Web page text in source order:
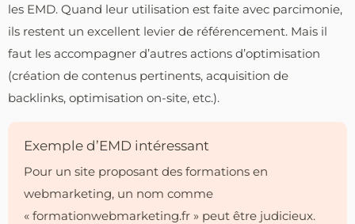
les EMD. Quand leur utilisation est faite avec parcimonie,
ils restent un excellent levier de référencement. Mais il
faut les accompagner d’autres actions d’optimisation
(création de contenus pertinents, acquisition de
backlinks, optimisation on-site, etc.).
Exemple d’EMD intéressant
Pour un site proposant des formations en
webmarketing, un nom comme
« formationwebmarketing.fr » peut être judicieux.